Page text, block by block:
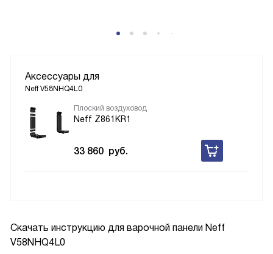
Скачать инструкцию для варочной панели Neff
V58NHQ4L0
Аксессуары для
Neff V58NHQ4L0
Плоский воздуховод
Neff Z861KR1
33 860 руб.